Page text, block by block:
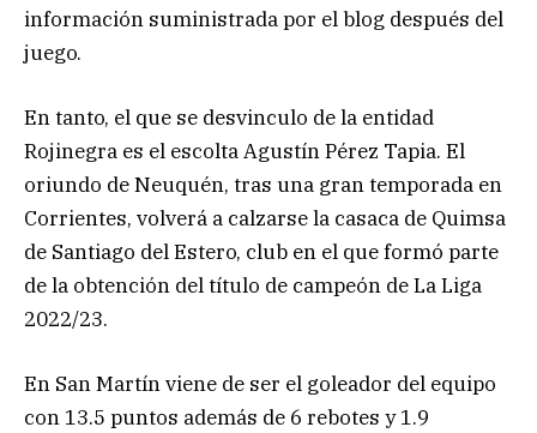
información suministrada por el blog después del
juego.
En tanto, el que se desvinculo de la entidad
Rojinegra es el escolta Agustín Pérez Tapia. El
oriundo de Neuquén, tras una gran temporada en
Corrientes, volverá a calzarse la casaca de Quimsa
de Santiago del Estero, club en el que formó parte
de la obtención del título de campeón de La Liga
2022/23.
En San Martín viene de ser el goleador del equipo
con 13.5 puntos además de 6 rebotes y 1.9